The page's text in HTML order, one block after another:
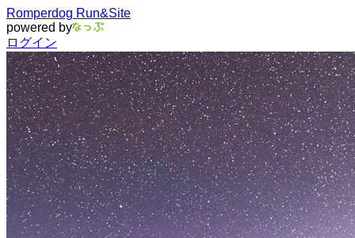
Romperdog Run&Site
powered by
ログイン